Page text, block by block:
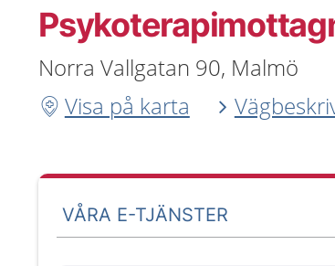
Norra Vallgatan 90, Malmö
Visa på karta
VÅRA E-TJÄNSTER